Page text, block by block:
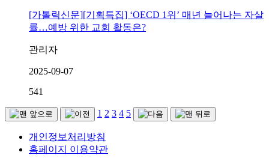
[가톨릭신문][기획특집] ‘OECD 1위’ 매년 늘어나는 자살
률…예방 위한 교회 활동은?
관리자
2025-09-07
541
1 2 3 4 5
개인정보처리방침
홈페이지 이용약관